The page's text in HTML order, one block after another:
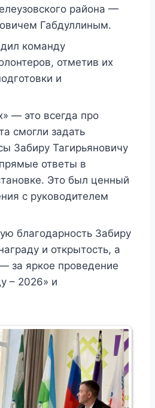
района —
Габдуллиным.
команду
отметив их
и
— это всегда про
смогли задать
Забиру Тагирьяновичу
ответы в
Это был ценный
с руководителем
благодарность Забиру
и открытость, а
за яркое проведение
– 2026» и